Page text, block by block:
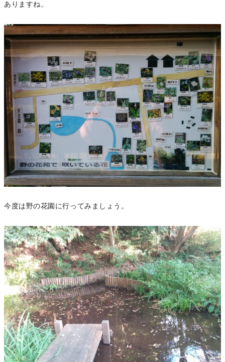
ありますね。
今度は野の花園に行ってみましょう。